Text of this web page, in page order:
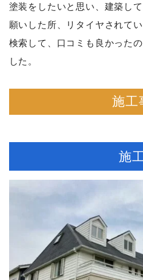
塗装をしたいと思い、建築し
願いした所、リタイヤされて
検索して、口コミも良かった
した。
施工
施